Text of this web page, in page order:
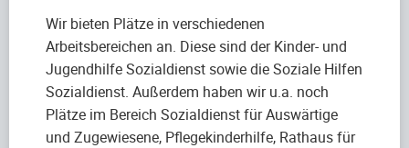
Wir bieten Plätze in verschiedenen
Arbeitsbereichen an. Diese sind der Kinder- und
Jugendhilfe Sozialdienst sowie die Soziale Hilfen
Sozialdienst. Außerdem haben wir u.a. noch
Plätze im Bereich Sozialdienst für Auswärtige
und Zugewiesene, Pflegekinderhilfe, Rathaus für